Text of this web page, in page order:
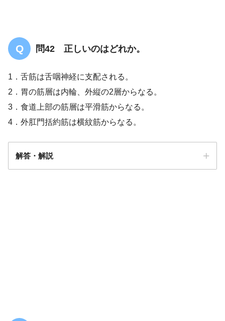
問42 正しいのはどれか。
1．舌筋は舌咽神経に支配される。
2．胃の筋層は内輪、外縦の2層からなる。
3．食道上部の筋層は平滑筋からなる。
4．外肛門括約筋は横紋筋からなる。
解答・解説